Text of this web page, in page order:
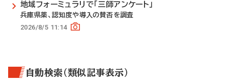
地域フォーミュラリで「三師アンケート」
兵庫県薬、認知度や導入の賛否を調査
2026/8/5 11:14
自動検索（類似記事表示）